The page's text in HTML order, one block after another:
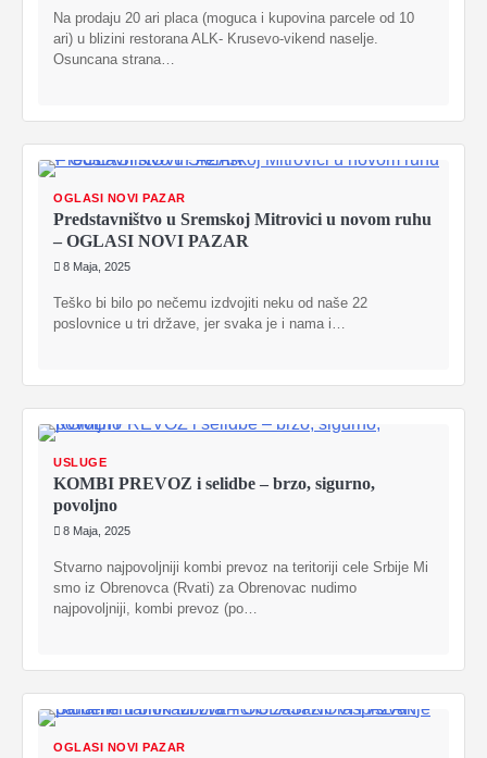
Na prodaju 20 ari placa (moguca i kupovina parcele od 10
ari) u blizini restorana ALK- Krusevo-vikend naselje.
Osuncana strana…
OGLASI NOVI PAZAR
Predstavništvo u Sremskoj Mitrovici u novom ruhu
– OGLASI NOVI PAZAR
8 Maja, 2025
Teško bi bilo po nečemu izdvojiti neku od naše 22
poslovnice u tri države, jer svaka je i nama i…
USLUGE
KOMBI PREVOZ i selidbe – brzo, sigurno,
povoljno
8 Maja, 2025
Stvarno najpovoljniji kombi prevoz na teritoriji cele Srbije Mi
smo iz Obrenovca (Rvati) za Obrenovac nudimo
najpovoljniji, kombi prevoz (po…
OGLASI NOVI PAZAR